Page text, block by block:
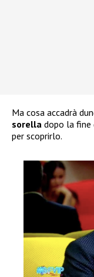
Ma cosa accadrà
sorella dopo la fine
per scoprirlo.